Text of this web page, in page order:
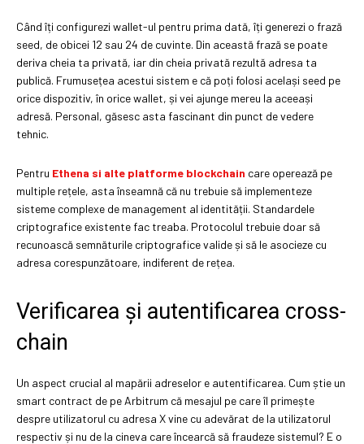
Când îți configurezi wallet-ul pentru prima dată, îți generezi o frază
seed, de obicei 12 sau 24 de cuvinte. Din această frază se poate
deriva cheia ta privată, iar din cheia privată rezultă adresa ta
publică. Frumusețea acestui sistem e că poți folosi același seed pe
orice dispozitiv, în orice wallet, și vei ajunge mereu la aceeași
adresă. Personal, găsesc asta fascinant din punct de vedere
tehnic.
Pentru Ethena si alte platforme blockchain care operează pe
multiple rețele, asta înseamnă că nu trebuie să implementeze
sisteme complexe de management al identității. Standardele
criptografice existente fac treaba. Protocolul trebuie doar să
recunoască semnăturile criptografice valide și să le asocieze cu
adresa corespunzătoare, indiferent de rețea.
Verificarea și autentificarea cross-
chain
Un aspect crucial al mapării adreselor e autentificarea. Cum știe un
smart contract de pe Arbitrum că mesajul pe care îl primește
despre utilizatorul cu adresa X vine cu adevărat de la utilizatorul
respectiv și nu de la cineva care încearcă să fraudeze sistemul? E o